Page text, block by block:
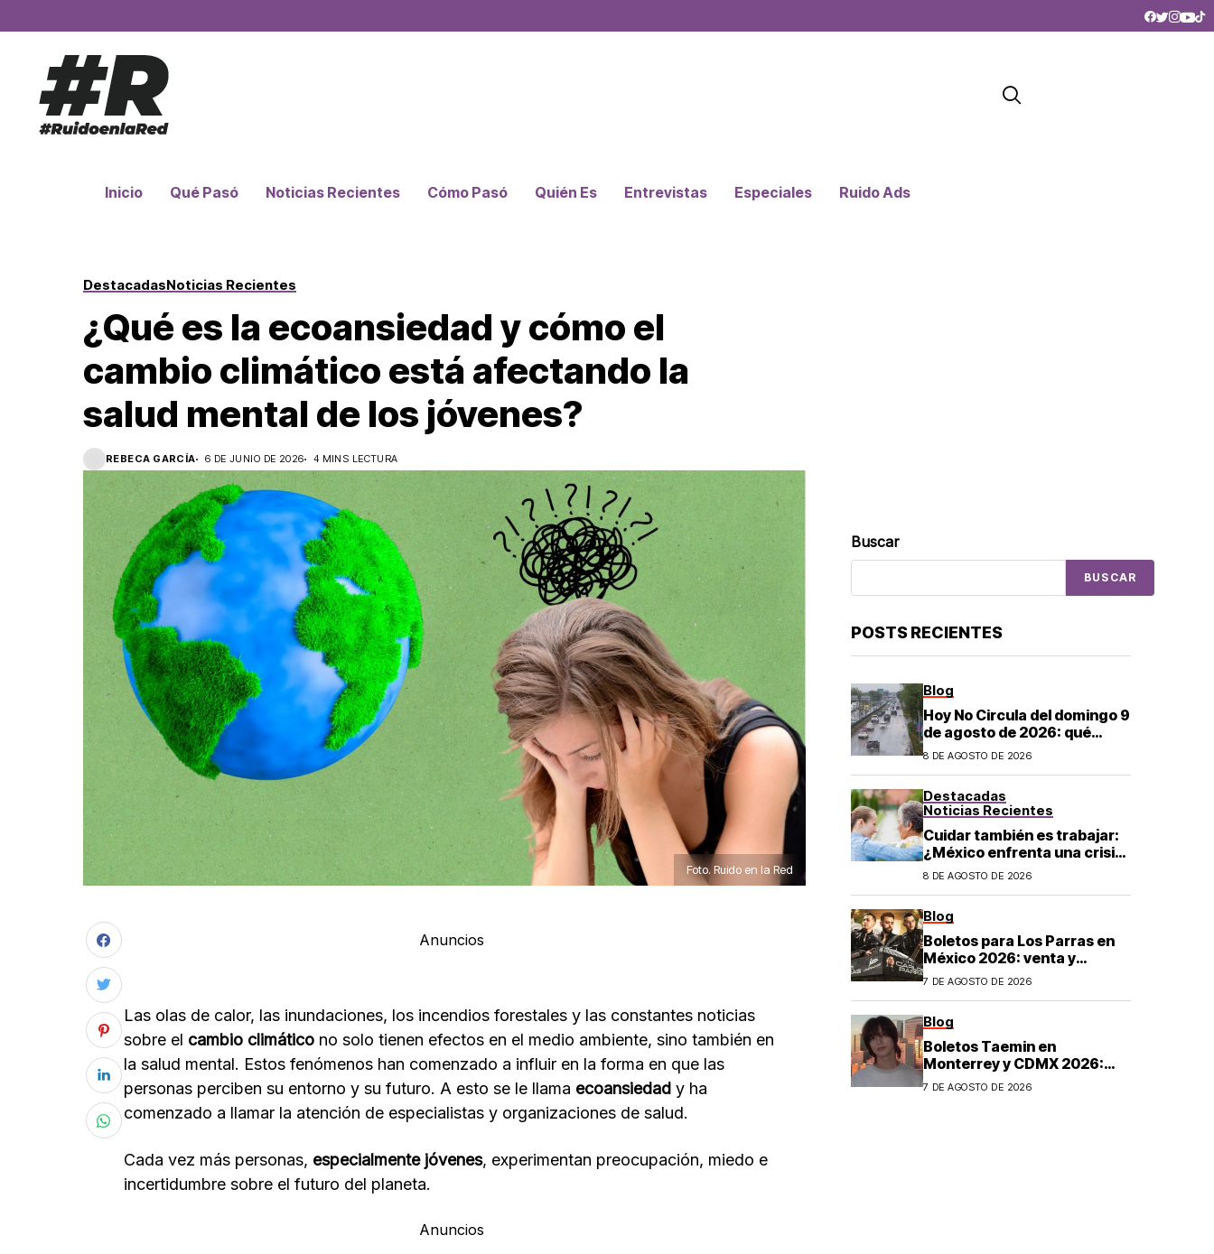
Inicio Qué Pasó Noticias Recientes Cómo Pasó Quién Es Entrevistas Especiales Ruido Ads
DestacadasNoticias Recientes
¿Qué es la ecoansiedad y cómo el
cambio climático está afectando la
salud mental de los jóvenes?
REBECA GARCÍA 6 DE JUNIO DE 2026 4 MINS LECTURA
Foto. Ruido en la Red
Anuncios
Las olas de calor, las inundaciones, los incendios forestales y las constantes noticias
sobre el cambio climático no solo tienen efectos en el medio ambiente, sino también en
la salud mental. Estos fenómenos han comenzado a influir en la forma en que las
personas perciben su entorno y su futuro. A esto se le llama ecoansiedad y ha
comenzado a llamar la atención de especialistas y organizaciones de salud.
Cada vez más personas, especialmente jóvenes, experimentan preocupación, miedo e
incertidumbre sobre el futuro del planeta.
Anuncios
Buscar
BUSCAR
POSTS RECIENTES
Blog
Hoy No Circula del domingo 9
de agosto de 2026: qué
autos descansan y no
los horarios oficiales
8 DE AGOSTO DE 2026
Destacadas
Noticias Recientes
Cuidar también es trabajar:
¿México enfrenta una crisis
de cuidados?
8 DE AGOSTO DE 2026
Blog
Boletos para Los Parras en
México 2026: venta y
precios
7 DE AGOSTO DE 2026
Blog
Boletos Taemin en
Monterrey y CDMX 2026:
¿dónde comprar?
7 DE AGOSTO DE 2026